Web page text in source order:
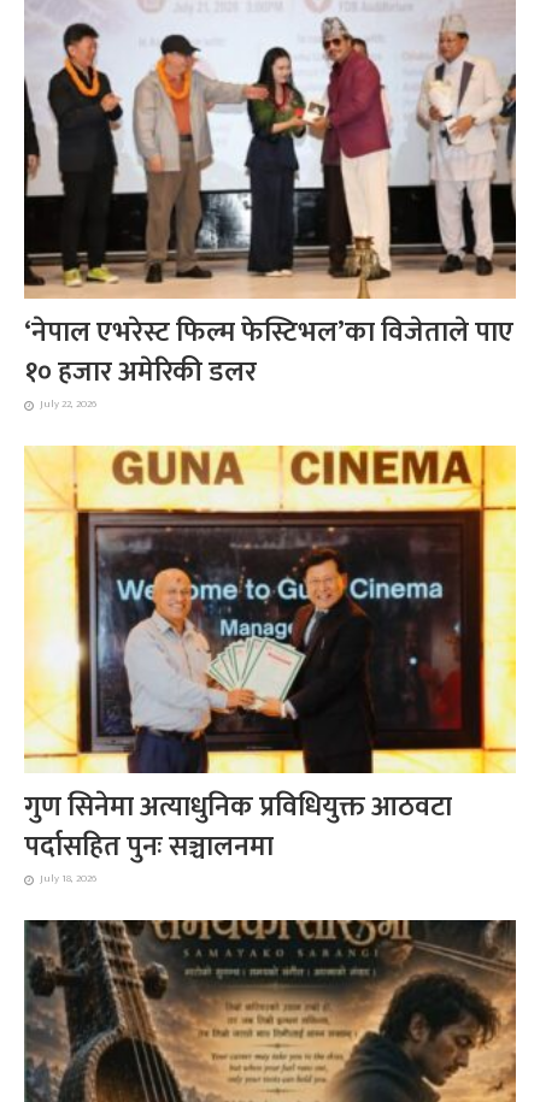
‘नेपाल एभरेस्ट फिल्म फेस्टिभल’का विजेताले पाए
१० हजार अमेरिकी डलर
July 22, 2026
गुण सिनेमा अत्याधुनिक प्रविधियुक्त आठवटा
पर्दासहित पुनः सञ्चालनमा
July 18, 2026